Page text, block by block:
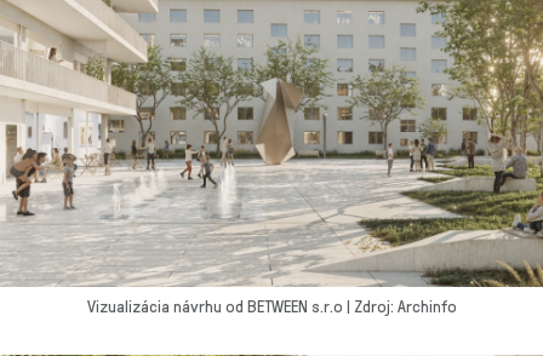
Vizualizácia návrhu od BETWEEN s.r.o | Zdroj: Archinfo